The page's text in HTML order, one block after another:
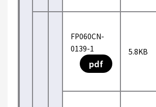
FP060CN-
0139-1
pdf
5.8KB